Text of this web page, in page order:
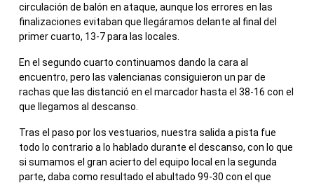
circulación de balón en ataque, aunque los errores en las
finalizaciones evitaban que llegáramos delante al final del
primer cuarto, 13-7 para las locales.
En el segundo cuarto continuamos dando la cara al
encuentro, pero las valencianas consiguieron un par de
rachas que las distanció en el marcador hasta el 38-16 con el
que llegamos al descanso.
Tras el paso por los vestuarios, nuestra salida a pista fue
todo lo contrario a lo hablado durante el descanso, con lo que
si sumamos el gran acierto del equipo local en la segunda
parte, daba como resultado el abultado 99-30 con el que